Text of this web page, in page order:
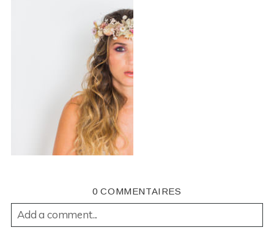
0 COMMENTAIRES
Add a comment...